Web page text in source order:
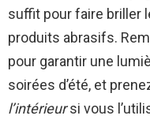
suffit pour faire briller
produits abrasifs.
pour garantir une
soirées d’été, et
l’intérieursi vous